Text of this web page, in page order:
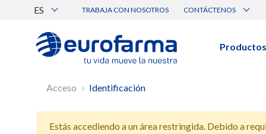
ES TRABAJA CON NOSOTROS CONTÁCTENOS
Canal de Ética Eurofarma
Productos
Acceso Identificación
Estás accediendo a un área restringida. Debido a